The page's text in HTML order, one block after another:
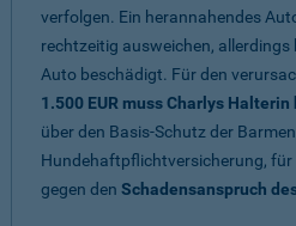
verfolgen. Ein herannahendes
rechtzeitig ausweichen, allerdings
Auto beschädigt. Für den
1.500 EUR muss Charlys Halterin
über den Basis-Schutz der
Hundehaftpflichtversicherung, für
gegen den Schadensanspruch